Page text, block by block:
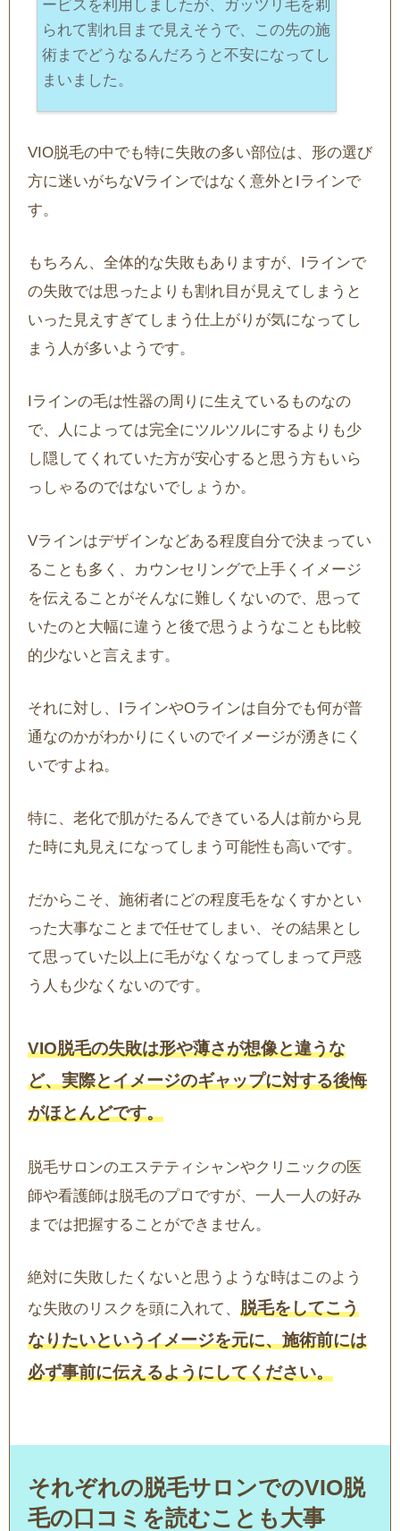
ービスを利用しましたが、ガッツリ毛を剃
られて割れ目まで見えそうで、この先の施
術までどうなるんだろうと不安になってし
まいました。
VIO脱毛の中でも特に失敗の多い部位は、形の選び
方に迷いがちなVラインではなく意外とIラインで
す。
もちろん、全体的な失敗もありますが、Iラインで
の失敗では思ったよりも割れ目が見えてしまうと
いった見えすぎてしまう仕上がりが気になってし
まう人が多いようです。
Iラインの毛は性器の周りに生えているものなの
で、人によっては完全にツルツルにするよりも少
し隠してくれていた方が安心すると思う方もいら
っしゃるのではないでしょうか。
Vラインはデザインなどある程度自分で決まってい
ることも多く、カウンセリングで上手くイメージ
を伝えることがそんなに難しくないので、思って
いたのと大幅に違うと後で思うようなことも比較
的少ないと言えます。
それに対し、IラインやOラインは自分でも何が普
通なのかがわかりにくいのでイメージが湧きにく
いですよね。
特に、老化で肌がたるんできている人は前から見
た時に丸見えになってしまう可能性も高いです。
だからこそ、施術者にどの程度毛をなくすかとい
った大事なことまで任せてしまい、その結果とし
て思っていた以上に毛がなくなってしまって戸惑
う人も少なくないのです。
VIO脱毛の失敗は形や薄さが想像と違うな
ど、実際とイメージのギャップに対する後悔
がほとんどです。
脱毛サロンのエステティシャンやクリニックの医
師や看護師は脱毛のプロですが、一人一人の好み
までは把握することができません。
絶対に失敗したくないと思うような時はこのよう
な失敗のリスクを頭に入れて、 脱毛をしてこう
なりたいというイメージを元に、施術前には
必ず事前に伝えるようにしてください。
それぞれの脱毛サロンでのVIO脱
毛の口コミを読むことも大事